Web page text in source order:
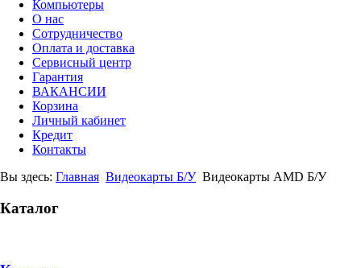
Компьютеры
О нас
Сотрудничество
Оплата и доставка
Сервисный центр
Гарантия
ВАКАНСИИ
Корзина
Личный кабинет
Кредит
Контакты
Вы здесь: Главная Видеокарты Б/У Видеокарты AMD Б/У
Каталог